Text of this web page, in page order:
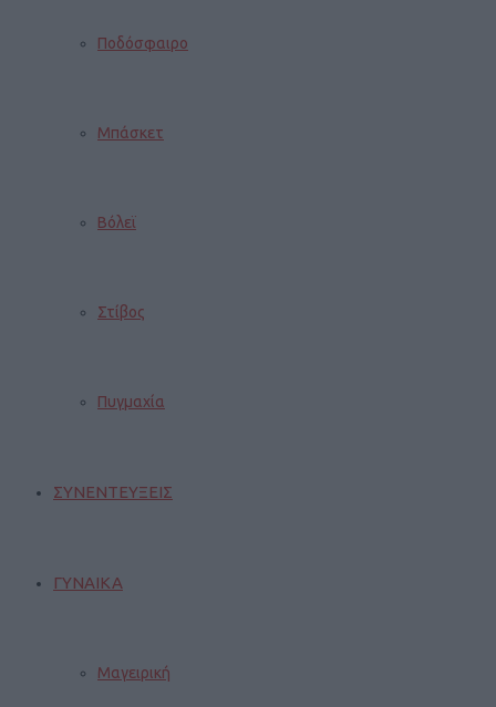
Ποδόσφαιρο
Μπάσκετ
Βόλεϊ
Στίβος
Πυγμαχία
ΣΥΝΕΝΤΕΥΞΕΙΣ
ΓΥΝΑΙΚΑ
Μαγειρική